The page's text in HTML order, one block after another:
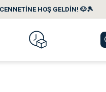
HOŞ GELDİN! 🐶🎾